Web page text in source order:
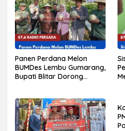
Panen Perdana Melon
BUMDes Lembu Gumarang,
Bupati Blitar Dorong